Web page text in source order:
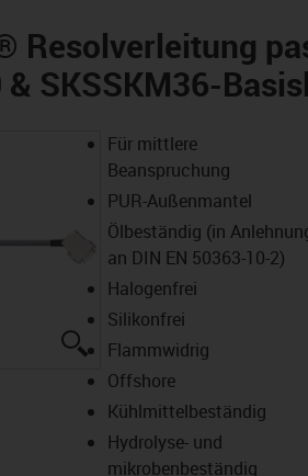
Resolverleitung
& SKSSKM36-
igus-icon-lupe
Für mittlere
Beanspruchung
PUR-Außenmantel
Ölbeständig (in
an DIN EN 50363-10-2)
Halogenfrei
Silikonfrei
Flammwidrig
Offshore
Kühlmittelbeständig
Hydrolyse- und
mikrobenbeständig